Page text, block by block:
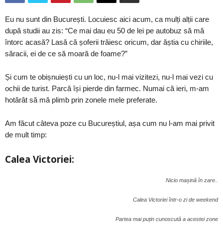
Eu nu sunt din București. Locuiesc aici acum, ca mulți alții care
după studii au zis: “Ce mai dau eu 50 de lei pe autobuz să mă
întorc acasă? Lasă că șoferii trăiesc oricum, dar ăștia cu chiriile,
săracii, ei de ce să moară de foame?”
Și cum te obișnuiești cu un loc, nu-l mai vizitezi, nu-l mai vezi cu
ochii de turist. Parcă își pierde din farmec. Numai că ieri, m-am
hotărât să mă plimb prin zonele mele preferate.
Am făcut câteva poze cu Bucureștiul, așa cum nu l-am mai privit
de mult timp:
Calea Victoriei:
Nicio mașină în zare..
Calea Victoriei într-o zi de weekend
Partea mai puțin cunoscută a acestei zone